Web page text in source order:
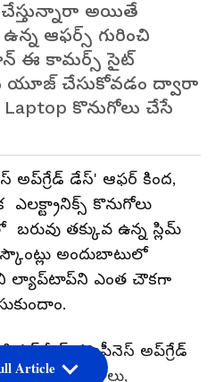
అయితే
ఆఫర్స్ గురించి
ఈ కామర్స్ సైట్
యూజ్ చేసుకోవడం ద్వారా
కొనుగోలు చేసే
అప్‌గ్రేడ్ డేస్' ఆఫర్ కింద,
ఎలక్ట్రానిక్స్ కొనుగోలు
తక్కువ ఉన్న స్లిమ్
అందుబాటులో
ల్యాప్‌టాప్‌ని ఎంత చౌకగా
సేల్ 'హ్యాపీనెస్ అప్‌గ్రేడ్
గృహోపకరణాలు,
Article